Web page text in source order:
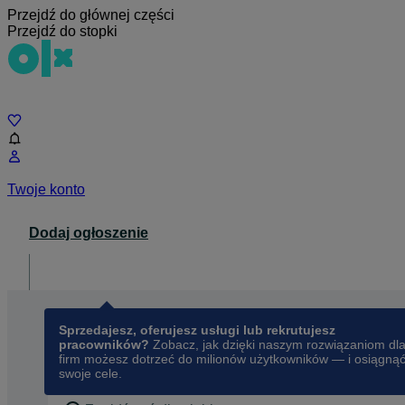
Przejdź do głównej części
Przejdź do stopki
Twoje konto
Dodaj ogłoszenie
Sprzedajesz, oferujesz usługi lub rekrutujesz
pracowników? Zobacz, jak dzięki naszym rozwiązaniom dla
firm możesz dotrzeć do milionów użytkowników — i osiągnąć
swoje cele.